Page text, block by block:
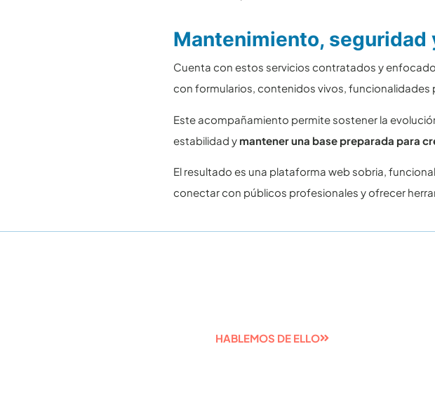
Mantenimiento,
Cuenta con estos servicios contratados y
con formularios, contenidos vivos, funcionalidades
Este acompañamiento permite sostener la
estabilidad y mantener una base preparada para
El resultado es una plataforma web sobria,
conectar con públicos profesionales y ofrecer
HABLEMOS DE ELLO